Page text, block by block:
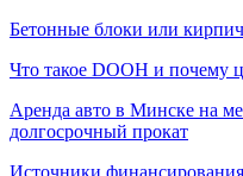
Бетонные блоки или
Что такое DOOH и почему
Аренда авто в Минске на
долгосрочный прокат
Источники